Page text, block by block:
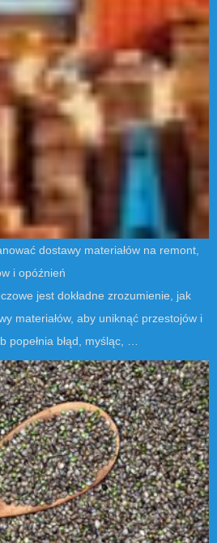
dostawy materiałów na remont,
i opóźnień
jest dokładne zrozumienie, jak
materiałów, aby uniknąć przestojów i
popełnia błąd, myśląc, …